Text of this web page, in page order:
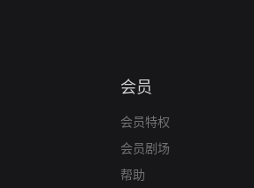
会员
会员特权
会员剧场
帮助